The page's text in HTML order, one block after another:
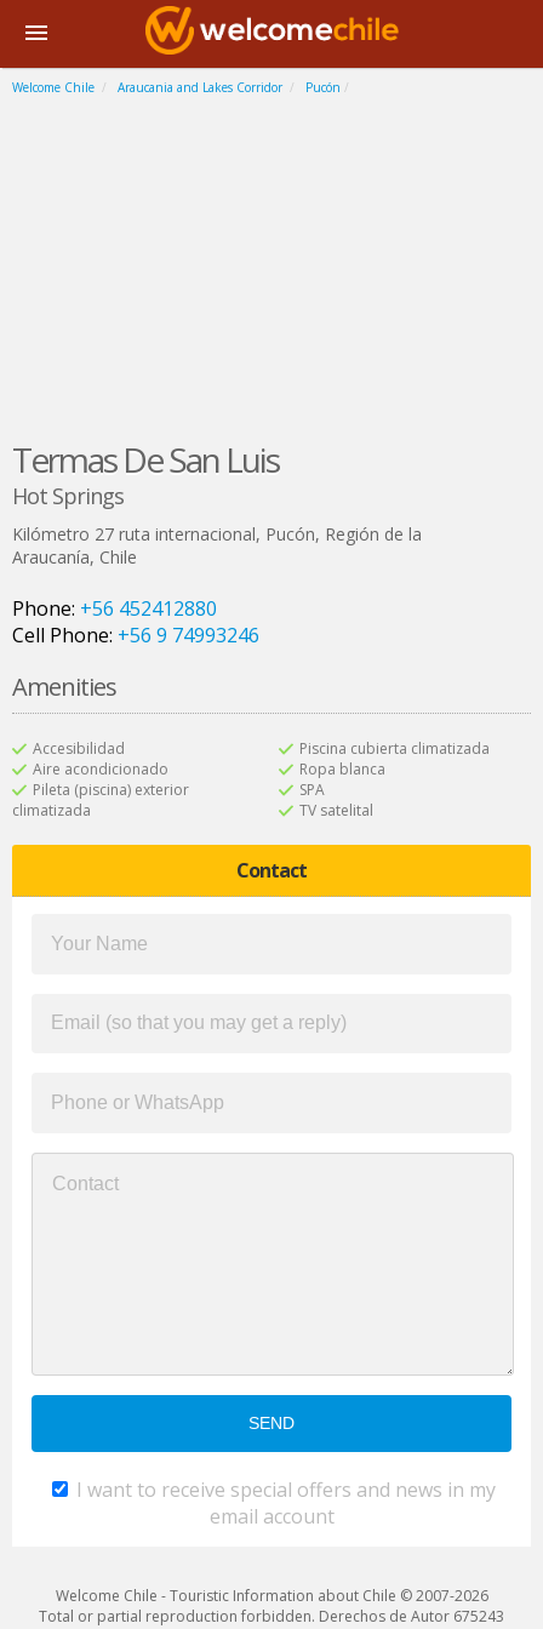
Welcome Chile Araucania and Lakes Corridor Pucón
Termas De San Luis
Hot Springs
Kilómetro 27 ruta internacional, Pucón, Región de la
Araucanía, Chile
Phone: +56 452412880
Cell Phone: +56 9 74993246
Amenities
Accesibilidad
Aire acondicionado
Pileta (piscina) exterior
climatizada
Piscina cubierta climatizada
Ropa blanca
SPA
TV satelital
Contact
I want to receive special offers and news in my
email account
Welcome Chile - Touristic Information about Chile © 2007-2026
Total or partial reproduction forbidden. Derechos de Autor 675243